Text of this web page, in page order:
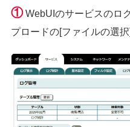
①WebUIのサービスのロ
プロードの[ファイルの選択